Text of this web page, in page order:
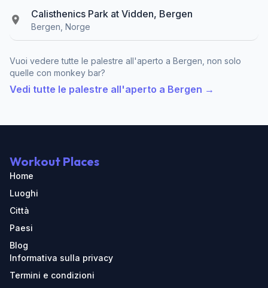
Calisthenics Park at Vidden, Bergen
Bergen, Norge
Vuoi vedere tutte le palestre all'aperto a Bergen, non solo
quelle con monkey bar?
Vedi tutte le palestre all'aperto a Bergen →
Workout Places
Home
Luoghi
Città
Paesi
Blog
Informativa sulla privacy
Termini e condizioni